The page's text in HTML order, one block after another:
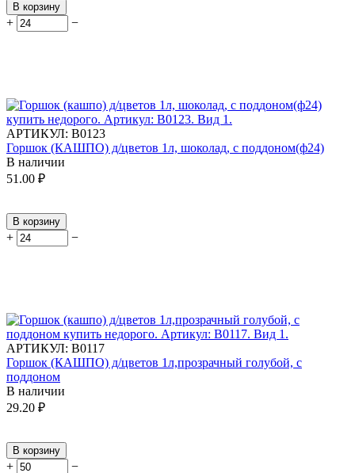
В корзину
+ −
АРТИКУЛ: В0123
Горшок (КАШПО) д/цветов 1л, шоколад, с поддоном(ф24)
В наличии
51.00 ₽
В корзину
+ −
АРТИКУЛ: В0117
Горшок (КАШПО) д/цветов 1л,прозрачный голубой, с
поддоном
В наличии
29.20 ₽
В корзину
+ −